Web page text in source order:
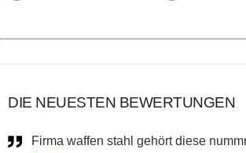
DIE NEUESTEN BEWERTUNGEN
Firma waffen stahl gehört diese